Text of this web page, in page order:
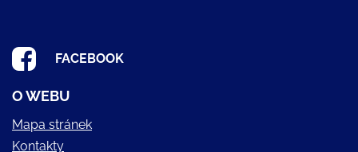
FACEBOOK
O WEBU
Mapa stránek
Kontakty